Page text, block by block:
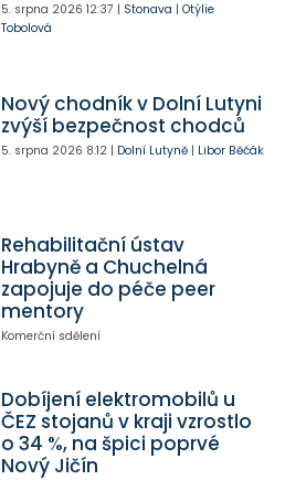
5. srpna 2026 12:37 | Stonava | Otýlie
Tobolová
Nový chodník v Dolní Lutyni
zvýší bezpečnost chodců
5. srpna 2026 8:12| Dolní Lutyně| Libor Běčák
Rehabilitační ústav
Hrabyně a Chuchelná
zapojuje do péče peer
mentory
Komerční sdělení
Dobíjení elektromobilů u
ČEZ stojanů v kraji vzrostlo
o 34 %, na špici poprvé
Nový Jičín